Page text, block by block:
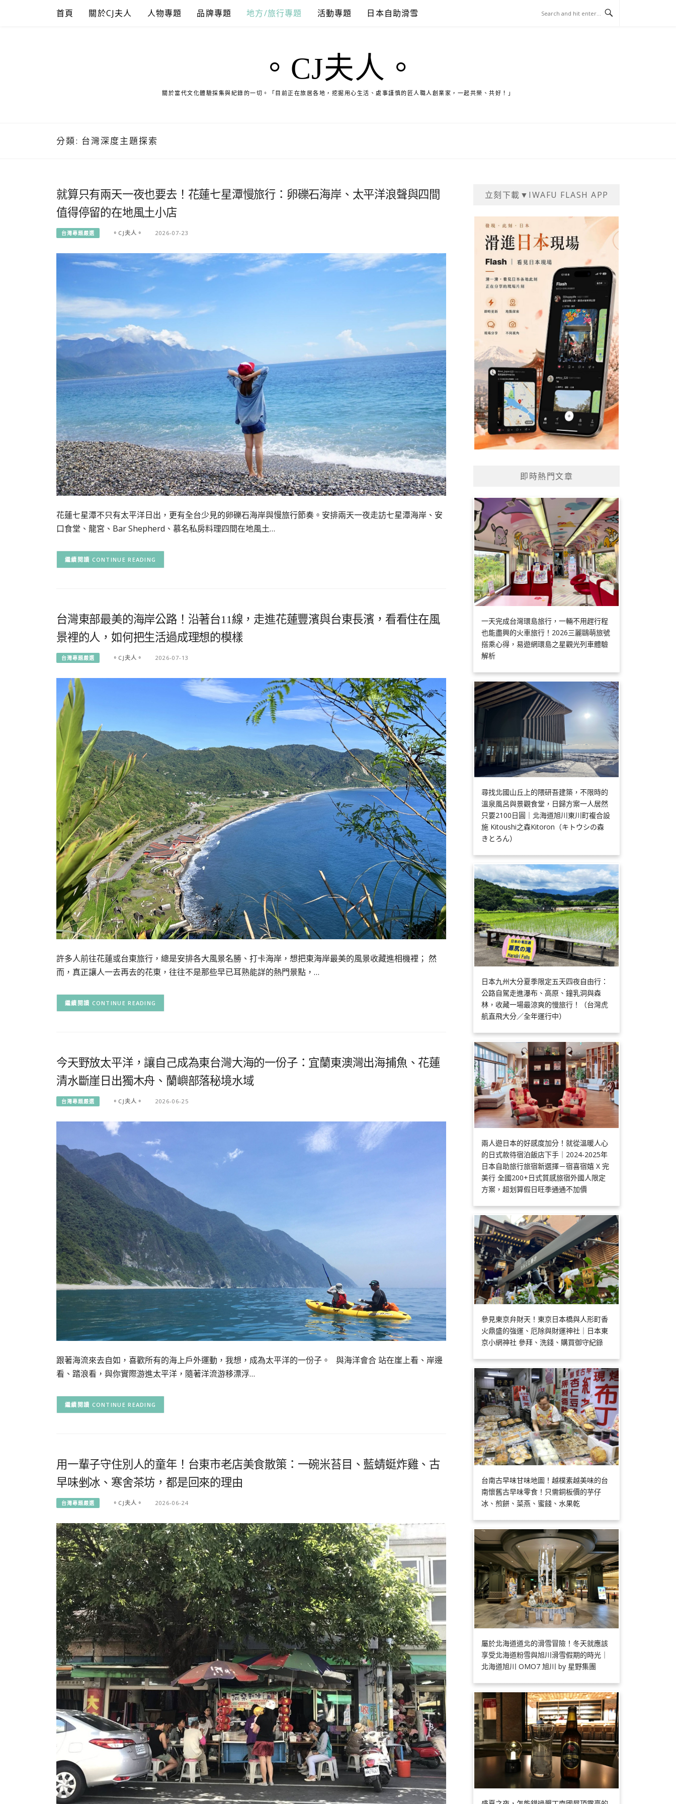
首頁 關於CJ夫人 人物專題 品牌專題 地方/旅行專題 活動專題 日本自助滑雪
。CJ夫人。
關於當代文化體驗採集與紀錄的一切。「目前正在旅居各地，挖掘用心生活、處事謹慎的匠人職人創業家，一起共榮、共好！」
分類: 台灣深度主題探索
就算只有兩天一夜也要去！花蓮七星潭慢旅行：卵礫石海岸、太平洋浪聲與四間
值得停留的在地風土小店
台灣專題嚴選 。CJ夫人。 2026-07-23
花蓮七星潭不只有太平洋日出，更有全台少見的卵礫石海岸與慢旅行節奏。安排兩天一夜走訪七星潭海岸、安
口食堂、龍宮、Bar Shepherd、慕名私房料理四間在地風土…
CONTINUE READING
台灣東部最美的海岸公路！沿著台11線，走進花蓮豐濱與台東長濱，看看住在風
景裡的人，如何把生活過成理想的模樣
台灣專題嚴選 。CJ夫人。 2026-07-13
許多人前往花蓮或台東旅行，總是安排各大風景名勝、打卡海岸，想把東海岸最美的風景收藏進相機裡； 然
而，真正讓人一去再去的花東，往往不是那些早已耳熟能詳的熱門景點，…
CONTINUE READING
今天野放太平洋，讓自己成為東台灣大海的一份子：宜蘭東澳灣出海捕魚、花蓮
清水斷崖日出獨木舟、蘭嶼部落秘境水域
台灣專題嚴選 。CJ夫人。 2026-06-25
跟著海流來去自如，喜歡所有的海上戶外運動，我想，成為太平洋的一份子。 與海洋會合 站在崖上看、岸邊
看、踏浪看，與你實際游進太平洋，隨著洋流游移漂浮…
CONTINUE READING
用一輩子守住別人的童年！台東市老店美食散策：一碗米苔目、藍蜻蜓炸雞、古
早味剉冰、寒舍茶坊，都是回來的理由
台灣專題嚴選 。CJ夫人。 2026-06-24
立刻下載▼IWAFU FLASH APP
即時熱門文章
一天完成台灣環島旅行，一輛不用趕行程
也能盡興的火車旅行！2026三麗鷗萌旅號
搭乘心得，易遊網環島之星觀光列車體驗
解析
尋找北國山丘上的隈研吾建築，不限時的
溫泉風呂與景觀食堂，日歸方案一人居然
只要2100日圓｜北海道旭川東川町複合設
施 Kitoushi之森Kitoron（キトウシの森
きとろん）
日本九州大分夏季限定五天四夜自由行：
公路自駕走進瀑布、高原、鐘乳洞與森
林，收藏一場最涼爽的慢旅行！（台灣虎
航直飛大分／全年運行中）
兩人遊日本的好感度加分！就從溫暖人心
的日式款待宿泊飯店下手｜2024-2025年
日本自助旅行旅宿新選擇－宿喜宿嬉 X 完
美行 全國200+日式質感旅宿外國人限定
方案，超划算假日旺季通通不加價
參見東京弁財天！東京日本橋與人形町香
火鼎盛的強運、厄除與財運神社｜日本東
京小網神社 參拜、洗錢、購買御守紀錄
台南古早味甘味地圖！越樸素越美味的台
南懷舊古早味零食！只需銅板價的芋仔
冰、煎餅、菜燕、蜜餞、水果乾
屬於北海道道北的滑雪冒險！冬天就應該
享受北海道粉雪與旭川滑雪假期的時光｜
北海道旭川 OMO7 旭川 by 星野集團